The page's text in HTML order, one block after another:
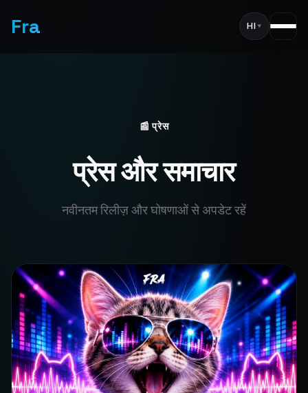
Fra HI▾
📰 प्रेस
प्रेस और समाचार
नवीनतम रिलीज़ और घोषणाओं से अपडेट रहें